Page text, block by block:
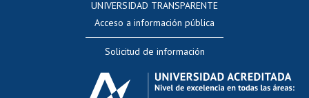
Evaluación docente
Calificación académica
Postulación al AUCAI
UNIVERSIDAD TRANSPARENTE
Acceso a información pública
Solicitud de información